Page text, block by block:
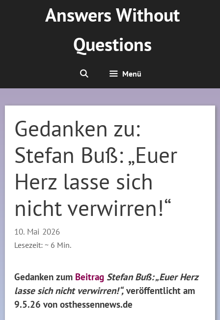
Answers Without
Questions
Menü
Gedanken zu:
Stefan Buß: „Euer
Herz lasse sich
nicht verwirren!“
10. Mai 2026
Lesezeit: ~ 6 Min.
Gedanken zum Beitrag Stefan Buß: „Euer Herz
lasse sich nicht verwirren!“,veröffentlicht am
9.5.26 von osthessennews.de